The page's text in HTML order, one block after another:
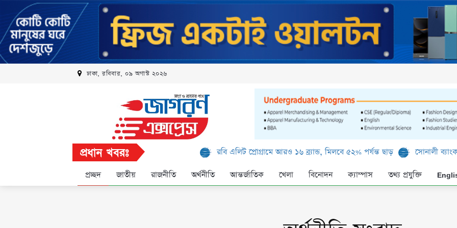
ঢাকা, রবিবার, ০৯ অগাস্ট ২০২৬
প্রধান খবরঃ রবি এলিট প্রোগ্রামে আরও ১৬ ব্র্যান্ড, মিলবে ৫২% পর্যন্ত ছাড় সোনালী ব্যাংক লিমিটেড-এর
প্রচ্ছদ জাতীয় রাজনীতি অর্থনীতি আন্তর্জাতিক খেলা বিনোদন ক্যাম্পাস তথ্য প্রযুক্তি